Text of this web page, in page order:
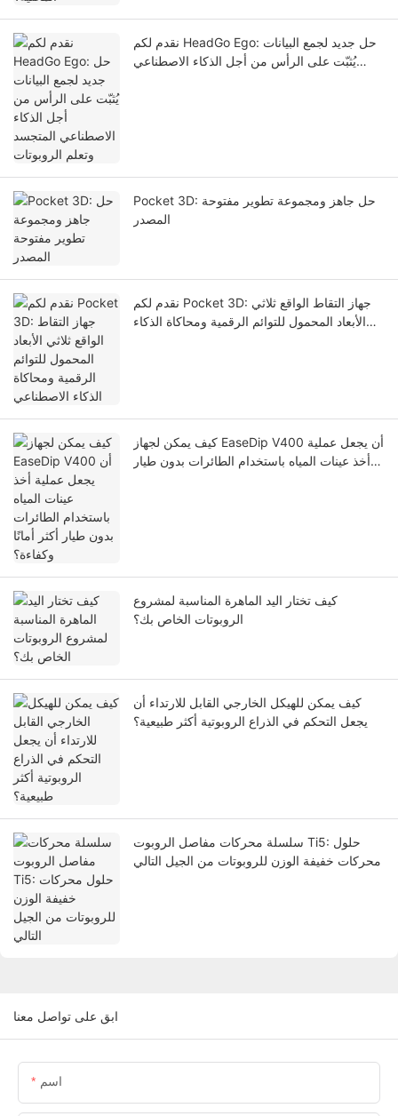
نقدم لكم HeadGo Ego: حل جديد لجمع البيانات
يُثبّت على الرأس من أجل الذكاء الاصطناعي
Pocket 3D: حل جاهز ومجموعة تطوير مفتوحة
المصدر
نقدم لكم Pocket 3D: جهاز التقاط الواقع ثلاثي
الأبعاد المحمول للتوائم الرقمية ومحاكاة الذكاء
كيف يمكن لجهاز EaseDip V400 أن يجعل عملية
أخذ عينات المياه باستخدام الطائرات بدون طيار
كيف تختار اليد الماهرة المناسبة لمشروع
الروبوتات الخاص بك؟
كيف يمكن للهيكل الخارجي القابل للارتداء أن
يجعل التحكم في الذراع الروبوتية أكثر طبيعية؟
سلسلة محركات مفاصل الروبوت Ti5: حلول
محركات خفيفة الوزن للروبوتات من الجيل التالي
ابق على تواصل معنا
اسم